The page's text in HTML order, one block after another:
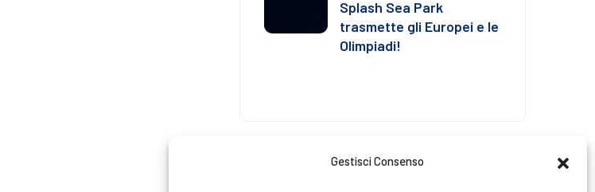
Gestisci Consenso
Splash Sea Park
trasmette gli Europei e le
Olimpiadi!